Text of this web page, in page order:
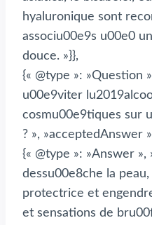
hyaluronique sont
associu00e9s u00e0
douce. »}},
{« @type »: »Question
u00e9viter
cosmu00e9tiques sur
? », »acceptedAnswer
{« @type »: »Answer »,
dessu00e8che la
protectrice et
et sensations de